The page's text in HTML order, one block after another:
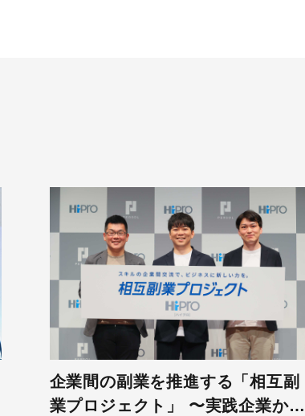
企業間の副業を推進する「相互副
業プロジェクト」 〜実践企業から